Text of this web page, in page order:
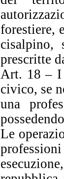
forestiere,
cisalpino,
prescritte
Art. 18 – I
civico, se
una
Le